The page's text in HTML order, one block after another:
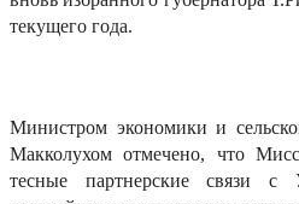
текущего года.
Министром экономики и
Макколухом отмечено, что
тесные партнерские связи